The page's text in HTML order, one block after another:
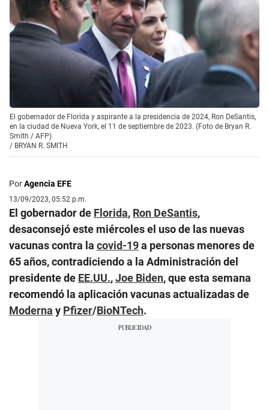
El gobernador de Florida y aspirante a la presidencia de 2024, Ron DeSantis,
en la ciudad de Nueva York, el 11 de septiembre de 2023. (Foto de Bryan R.
Smith / AFP)
/ BRYAN R. SMITH
PorAgencia EFE
13/09/2023, 05:52 p.m.
El gobernador de Florida, Ron DeSantis,
desaconsejó este miércoles el uso de las nuevas
vacunas contra la covid-19a personas menores de
65 años, contradiciendo a la Administración del
presidente de EE.UU.,Joe Biden, que esta semana
recomendó la aplicación vacunas actualizadas de
Moderna y Pfizer/BioNTech.